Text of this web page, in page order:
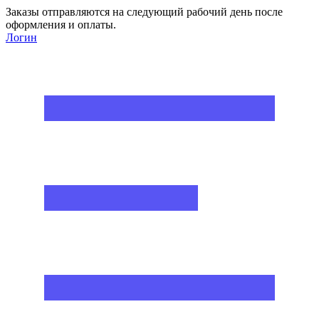
Заказы отправляются на следующий рабочий день после
оформления и оплаты.
Логин